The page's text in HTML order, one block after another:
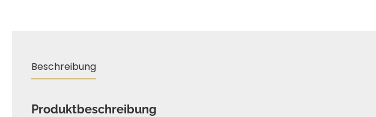
Beschreibung
Produktbeschreibung